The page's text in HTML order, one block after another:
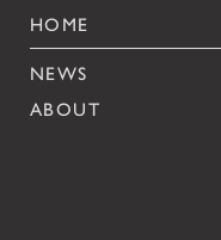
HOME
NEWS
ABOUT